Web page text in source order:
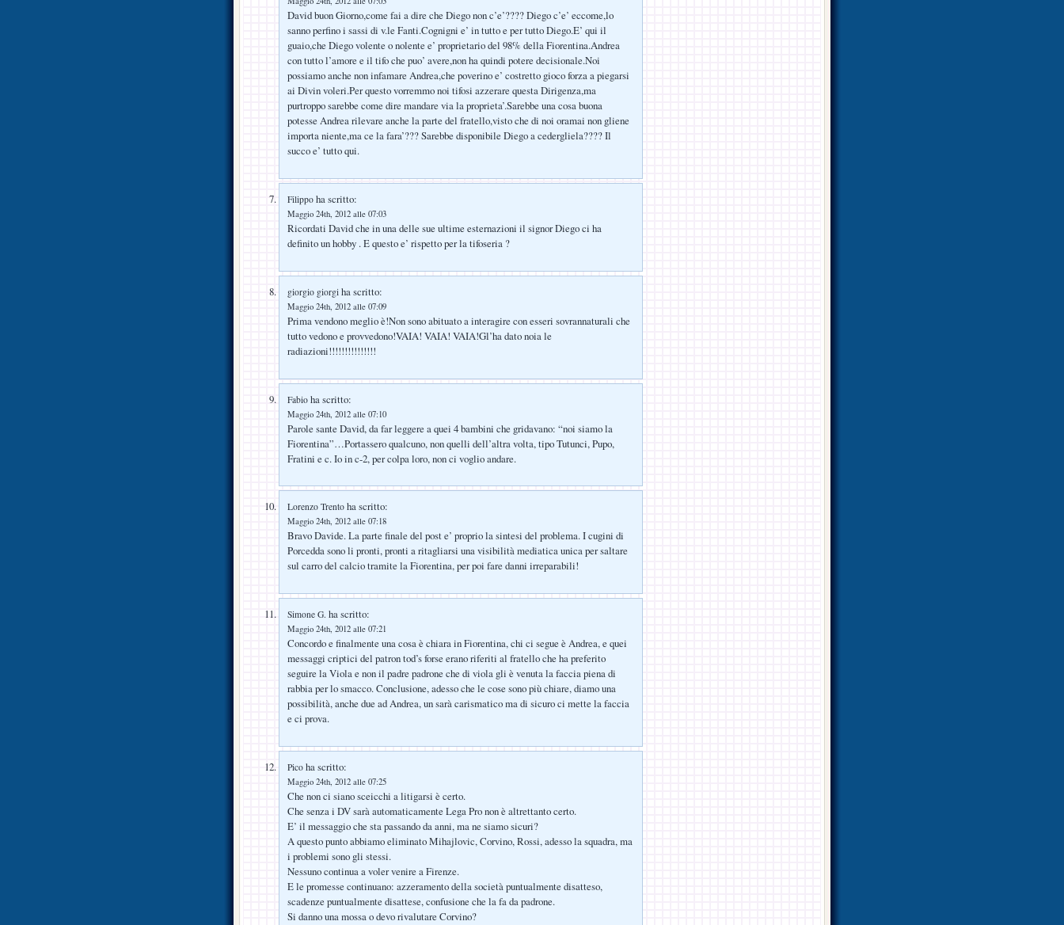
David buon Giorno,come fai a dire che Diego non c’e’???? Diego c’e’ eccome,lo
sanno perfino i sassi di v.le Fanti.Cognigni e’ in tutto e per tutto Diego.E’ qui il
guaio,che Diego volente o nolente e’ proprietario del 98% della Fiorentina.Andrea
con tutto l’amore e il tifo che puo’ avere,non ha quindi potere decisionale.Noi
possiamo anche non infamare Andrea,che poverino e’ costretto gioco forza a piegarsi
ai Divin voleri.Per questo vorremmo noi tifosi azzerare questa Dirigenza,ma
purtroppo sarebbe come dire mandare via la proprieta’.Sarebbe una cosa buona
potesse Andrea rilevare anche la parte del fratello,visto che di noi oramai non gliene
importa niente,ma ce la fara’??? Sarebbe disponibile Diego a cedergliela???? Il
succo e’ tutto qui.
Filippo ha scritto:
Maggio 24th, 2012 alle 07:03
Ricordati David che in una delle sue ultime esternazioni il signor Diego ci ha
definito un hobby . E questo e’ rispetto per la tifoseria ?
giorgio giorgi ha scritto:
Maggio 24th, 2012 alle 07:09
Prima vendono meglio è!Non sono abituato a interagire con esseri sovrannaturali che
tutto vedono e provvedono!VAIA! VAIA! VAIA!Gl’ha dato noia le
radiazioni!!!!!!!!!!!!!!!
Fabio ha scritto:
Maggio 24th, 2012 alle 07:10
Parole sante David, da far leggere a quei 4 bambini che gridavano: “noi siamo la
Fiorentina”…Portassero qualcuno, non quelli dell’altra volta, tipo Tutunci, Pupo,
Fratini e c. Io in c-2, per colpa loro, non ci voglio andare.
Lorenzo Trento ha scritto:
Maggio 24th, 2012 alle 07:18
Bravo Davide. La parte finale del post e’ proprio la sintesi del problema. I cugini di
Porcedda sono li pronti, pronti a ritagliarsi una visibilità mediatica unica per saltare
sul carro del calcio tramite la Fiorentina, per poi fare danni irreparabili!
Simone G. ha scritto:
Maggio 24th, 2012 alle 07:21
Concordo e finalmente una cosa è chiara in Fiorentina, chi ci segue è Andrea, e quei
messaggi criptici del patron tod’s forse erano riferiti al fratello che ha preferito
seguire la Viola e non il padre padrone che di viola gli è venuta la faccia piena di
rabbia per lo smacco. Conclusione, adesso che le cose sono più chiare, diamo una
possibilità, anche due ad Andrea, un sarà carismatico ma di sicuro ci mette la faccia
e ci prova.
Pico ha scritto:
Maggio 24th, 2012 alle 07:25
Che non ci siano sceicchi a litigarsi è certo.
Che senza i DV sarà automaticamente Lega Pro non è altrettanto certo.
E’ il messaggio che sta passando da anni, ma ne siamo sicuri?
A questo punto abbiamo eliminato Mihajlovic, Corvino, Rossi, adesso la squadra, ma
i problemi sono gli stessi.
Nessuno continua a voler venire a Firenze.
E le promesse continuano: azzeramento della società puntualmente disatteso,
scadenze puntualmente disattese, confusione che la fa da padrone.
Si danno una mossa o devo rivalutare Corvino?